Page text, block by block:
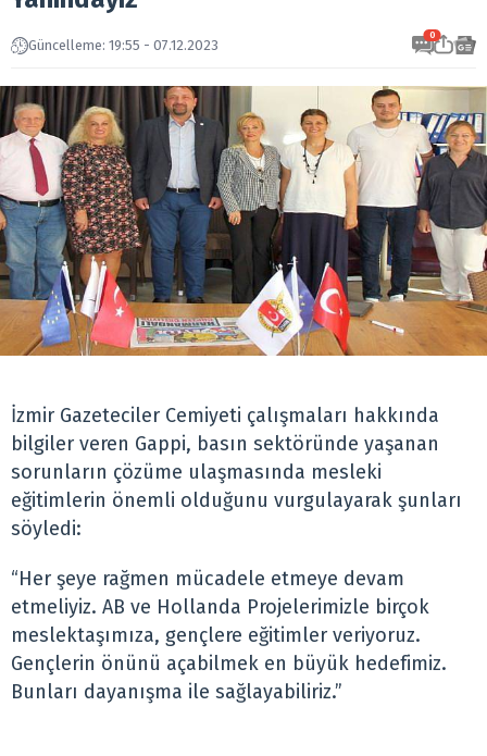
Güncelleme: 19:55 - 07.12.2023
0
İzmir Gazeteciler Cemiyeti çalışmaları hakkında
bilgiler veren Gappi, basın sektöründe yaşanan
sorunların çözüme ulaşmasında mesleki
eğitimlerin önemli olduğunu vurgulayarak şunları
söyledi:
“Her şeye rağmen mücadele etmeye devam
etmeliyiz. AB ve Hollanda Projelerimizle birçok
meslektaşımıza, gençlere eğitimler veriyoruz.
Gençlerin önünü açabilmek en büyük hedefimiz.
Bunları dayanışma ile sağlayabiliriz.”